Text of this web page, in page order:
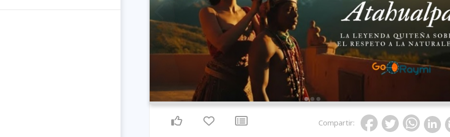
Previous
Compartir: